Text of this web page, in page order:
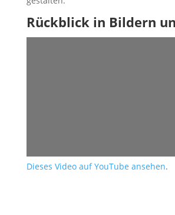
Rückblick in Bildern
Dieses Video auf YouTube ansehen.